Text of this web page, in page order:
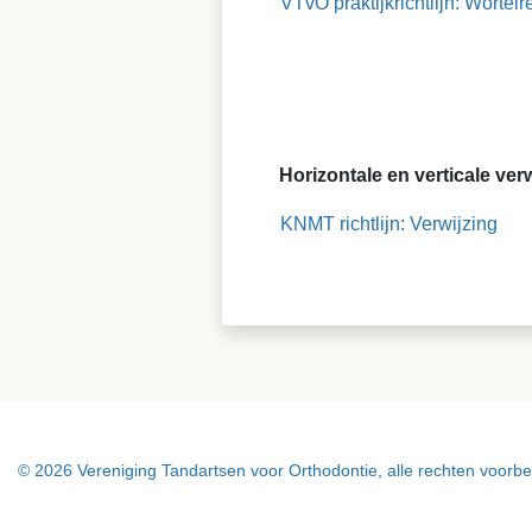
Horizontale en verticale
KNMT richtlijn: Verwijzing
© 2026 Vereniging Tandartsen voor Orthodontie, alle rechten